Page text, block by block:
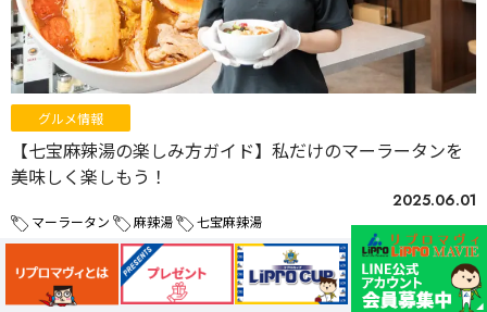
グルメ情報
【七宝麻辣湯の楽しみ方ガイド】私だけのマーラータンを
美味しく楽しもう！
2025.06.01
マーラータン 麻辣湯 七宝麻辣湯